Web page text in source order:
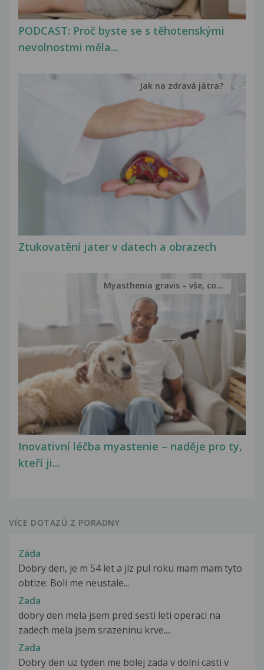
PODCAST: Proč byste se s těhotenskými
nevolnostmi měla...
Ztukovatění jater v datech a obrazech
Jak na zdravá játra?
Inovativní léčba myastenie – naděje pro ty,
kteří ji...
Myasthenia gravis – vše, co...
VÍCE DOTAZŮ Z PORADNY
Záda
Dobry den, je m 54 let a jiz pul roku mam mam tyto
obtize: Boli me neustale...
Zada
dobry den mela jsem pred sesti leti operaci na
zadech mela jsem srazeninu krve....
Zada
Dobry den uz tyden me bolej zada v dolni casti v